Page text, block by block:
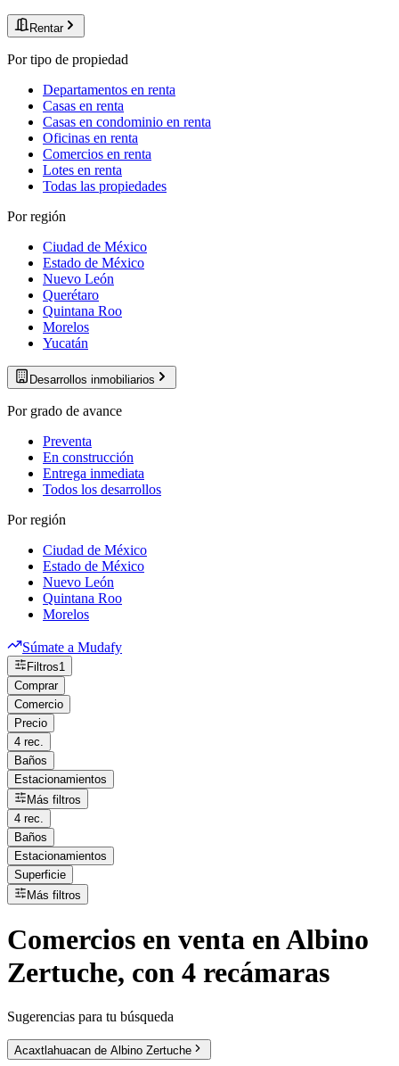
Rentar
Por tipo de propiedad
Departamentos en renta
Casas en renta
Casas en condominio en renta
Oficinas en renta
Comercios en renta
Lotes en renta
Todas las propiedades
Por región
Ciudad de México
Estado de México
Nuevo León
Querétaro
Quintana Roo
Morelos
Yucatán
Desarrollos inmobiliarios
Por grado de avance
Preventa
En construcción
Entrega inmediata
Todos los desarrollos
Por región
Ciudad de México
Estado de México
Nuevo León
Quintana Roo
Morelos
Súmate a Mudafy
Filtros1
Comprar
Comercio
Precio
4 rec.
Baños
Estacionamientos
Más filtros
4 rec.
Baños
Estacionamientos
Superficie
Más filtros
Comercios en venta en Albino
Zertuche, con 4 recámaras
Sugerencias para tu búsqueda
Acaxtlahuacan de Albino Zertuche